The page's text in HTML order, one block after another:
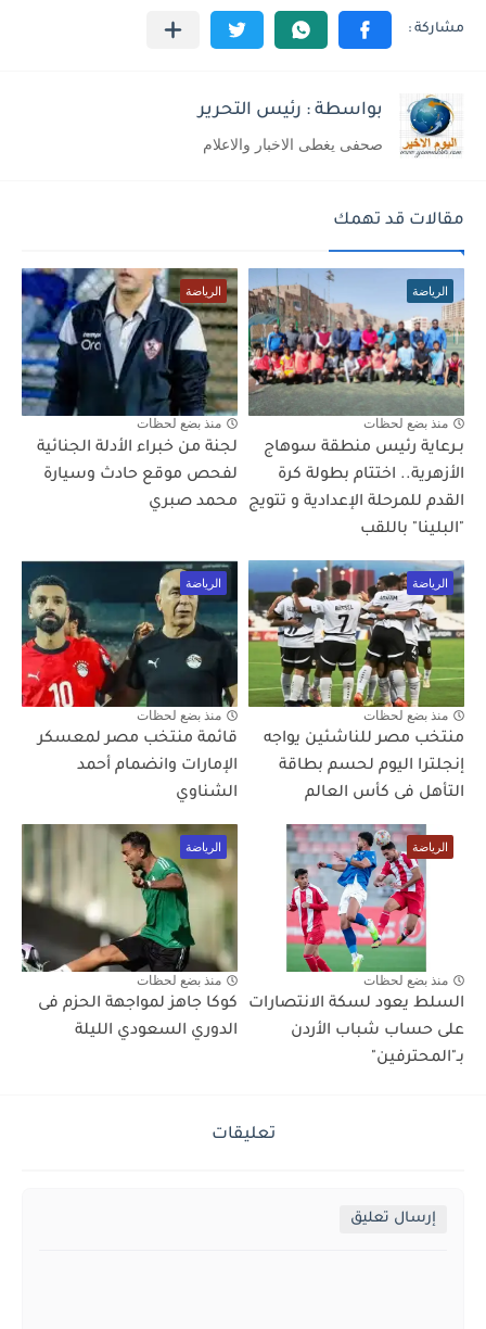
بواسطة : رئيس التحرير
صحفى يغطى الاخبار والاعلام
مقالات قد تهمك
الرياضة
منذ بضع لحظات
بـرعاية رئيس منطقة سوهاج
الأزهرية.. اختتام بطولة كرة
القدم للمرحلة الإعدادية و تتويج
"البلينا" باللقب
الرياضة
منذ بضع لحظات
لجنة من خبراء الأدلة الجنائية
لفحص موقع حادث وسيارة
محمد صبري
الرياضة
منذ بضع لحظات
منتخب مصر للناشئين يواجه
إنجلترا اليوم لحسم بطاقة
التأهل فى كأس العالم
الرياضة
منذ بضع لحظات
قائمة منتخب مصر لمعسكر
الإمارات وانضمام أحمد
الشناوي
الرياضة
منذ بضع لحظات
السلط يعود لسكة الانتصارات
على حساب شباب الأردن
بـ"المحترفين"
الرياضة
منذ بضع لحظات
كوكا جاهز لمواجهة الحزم فى
الدوري السعودي الليلة
تعليقات
إرسال تعليق